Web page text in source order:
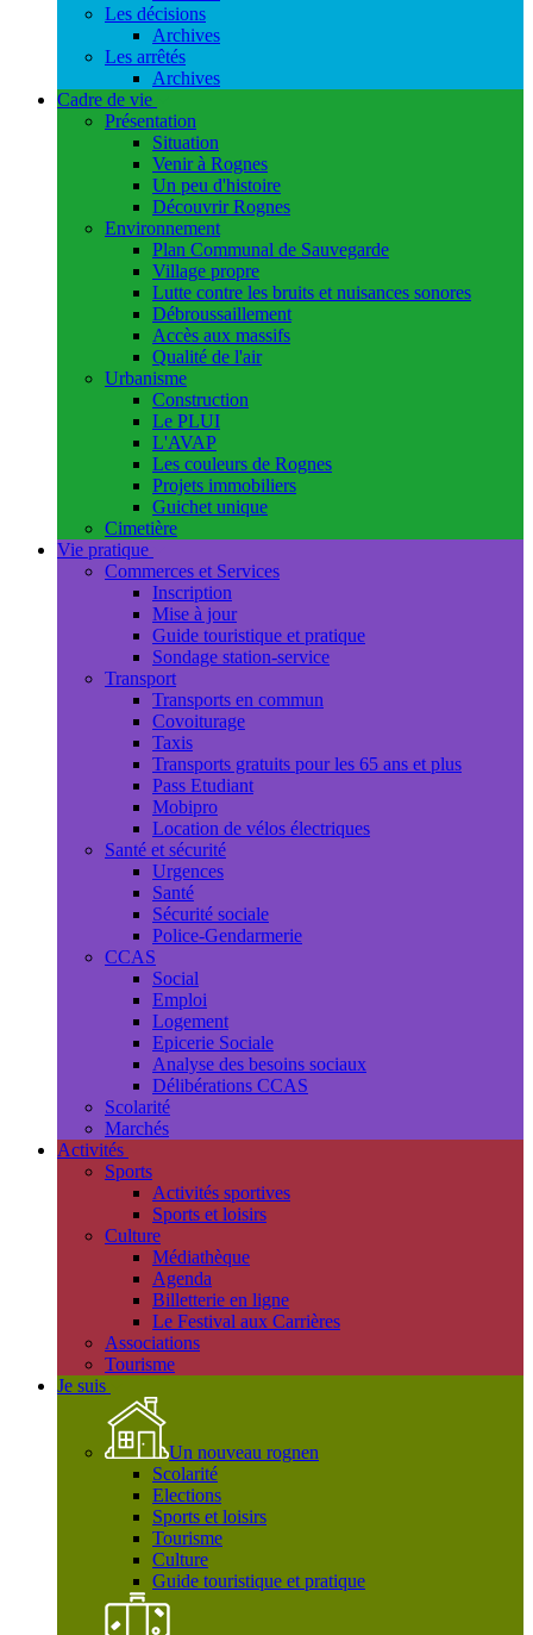
Les décisions
Archives
Les arrêtés
Archives
Cadre de vie
Présentation
Situation
Venir à Rognes
Un peu d'histoire
Découvrir Rognes
Environnement
Plan Communal de Sauvegarde
Village propre
Lutte contre les bruits et nuisances sonores
Débroussaillement
Accès aux massifs
Qualité de l'air
Urbanisme
Construction
Le PLUI
L'AVAP
Les couleurs de Rognes
Projets immobiliers
Guichet unique
Cimetière
Vie pratique
Commerces et Services
Inscription
Mise à jour
Guide touristique et pratique
Sondage station-service
Transport
Transports en commun
Covoiturage
Taxis
Transports gratuits pour les 65 ans et plus
Pass Etudiant
Mobipro
Location de vélos électriques
Santé et sécurité
Urgences
Santé
Sécurité sociale
Police-Gendarmerie
CCAS
Social
Emploi
Logement
Epicerie Sociale
Analyse des besoins sociaux
Délibérations CCAS
Scolarité
Marchés
Activités
Sports
Activités sportives
Sports et loisirs
Culture
Médiathèque
Agenda
Billetterie en ligne
Le Festival aux Carrières
Associations
Tourisme
Je suis
Un nouveau rognen
Scolarité
Elections
Sports et loisirs
Tourisme
Culture
Guide touristique et pratique